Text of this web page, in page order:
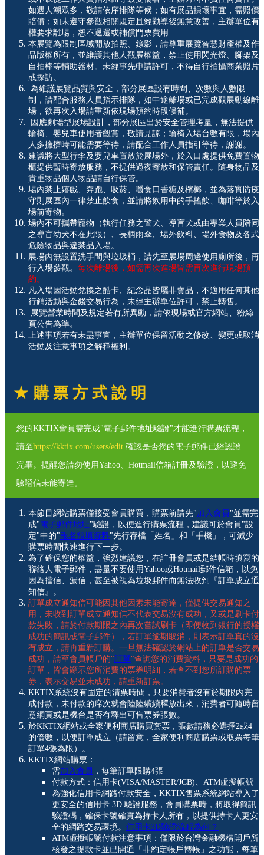
如遇人潮眾多，敬請依序排隊等候；如有展品損壞事宜，需照價
賠償；如未遵守參觀相關規定且經勸導後無意改善，主辦單位有
權要求離場，恕不退還或補償門票費用
本展覽為限制區域開放拍照、錄影，請尊重展覽智慧財產權及作
品版權所有，並維護其他人觀展權益，禁止使用閃光燈、腳架及
自拍棒等輔助器材。未經事先申請許可，不得自行拍攝商業照片
或採訪。
為維護展覽品質與安全，部分展區設有時間、次數與人數限
制，請配合服務人員指示排隊，如中途離場或已完成觀展動線離
場，欲再次入場請重新依現場預約時段候補。
因應劇場型展場設計，部分展區出於安全管理考量，無法提供
輪椅、嬰兒車使用者觀賞，敬請見諒；輪椅入場台數有限，場內
人多擁擠時可能需要等待，請配合工作人員指引等待，謝謝。
建議將大型行李及嬰兒車置放於展場外，於入口處提供免費置物
櫃提供暫時寄放服務，不提供過夜寄放和保管責任。隨身物品及
貴重物品個人物品請自行保管。
場內禁止嬉戲、奔跑、吸菸、嚼食口香糖及檳榔，並為落實防疫
守則展區內一律禁止飲食，並請將飲用中的手搖飲、咖啡等於入
場前寄物。
場內不可攜帶寵物（執行任務之警犬、導盲犬或由專業人員陪同
之導盲幼犬不在此限）、長柄雨傘、場外飲料、場外食物及各式
危險物品與違禁品入場。
展場內無設置洗手間與垃圾桶，請先至展場周邊使用廁所後，再
行入場參觀。 每次離場後，如需再次進場皆需再次進行現場預
約。
凡入場因活動兌換之酷卡、紀念品皆屬非賣品，不適用任何其他
行銷活動與金錢交易行為，未經主辦單位許可，禁止轉售。
展覽營業時間及規定若有所異動，請依現場或官方網站、粉絲
頁公告為準。
上述事項若有未盡事宜，主辦單位保留活動之修改、變更或取消
活動及注意事項之解釋權利。
★ 購 票 方 式 說 明
您的KKTIX會員需完成"電子郵件地址驗證"才能進行購票流程，
請至https://kktix.com/users/edit 確認是否您的電子郵件已經認證
完畢。提醒您請勿使用Yahoo、Hotmail信箱註冊及驗證，以避免
驗證信未能寄達。
本節目網站購票僅接受會員購買，購票前請先"加入會員 "並需完
成"電子郵件地址"驗證，以便進行購票流程，建議可於會員"設
定"中的"報名預填資料"先行存檔「姓名」和「手機」，可減少
購票時間快速進行下一步。
為了確保您的權益，強烈建議您，在註冊會員或是結帳時填寫的
聯絡人電子郵件，盡量不要使用Yahoo或Hotmail郵件信箱，以免
因為擋信、漏信，甚至被視為垃圾郵件而無法收到『訂單成立通
知信』。
訂單成立通知信可能因其他因素未能寄達，僅提供交易通知之
用，未收到訂單成立通知信不代表交易沒有成功，又或是刷卡付
款失敗，請於付款期限之內再次嘗試刷卡（即便收到銀行的授權
成功的簡訊或電子郵件），若訂單逾期取消，則表示訂單真的沒
有成立，請再重新訂購。一旦無法確認於網站上的訂單是否交易
成功，請至會員帳戶的"訂單"查詢您的消費資料，只要是成功的
訂單，皆會顯示您所消費的票券明細，若查不到您所訂購的票
券，表示交易並未成功，請重新訂票。
KKTIX系統沒有固定的清票時間，只要消費者沒有於期限內完
成付款，未付款的席次就會陸陸續續釋放出來，消費者可隨時留
意網頁或是機台是否有釋出可售票券張數。
於KKTIX網站或全家便利商店購買套票，張數請務必選擇2或4
的倍數，以便訂單成立（請留意，全家便利商店購票或取票每筆
訂單4張為限）。
KKTIX網站購票：
需加入會員 ，每筆訂單限購4張
付款方式：信用卡(VISA/MASTER/JCB)、ATM虛擬帳號
為強化信用卡網路付款安全，KKTIX售票系統網站導入了
更安全的信用卡 3D 驗證服務，會員購票時，將取得簡訊
驗證碼，確保卡號確實為持卡人所有，以提供持卡人更安
全的網路交易環境。 信用卡3D驗證流程為何？
ATM虛擬帳號付款注意事項：僅限於台灣金融機構開戶所
核發之提款卡並已開通「非約定帳戶轉帳」之功能，每筆